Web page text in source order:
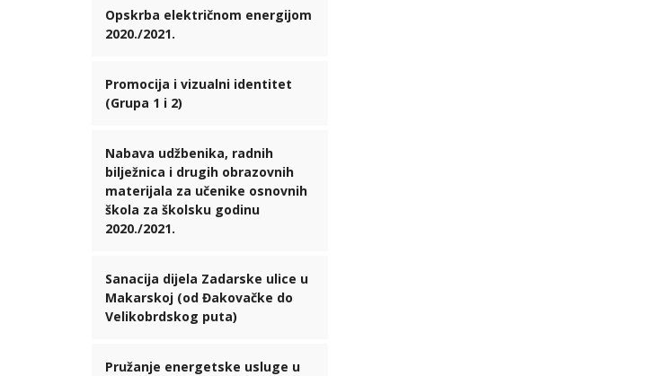
Opskrba električnom energijom
2020./2021.
Promocija i vizualni identitet
(Grupa 1 i 2)
Nabava udžbenika, radnih
bilježnica i drugih obrazovnih
materijala za učenike osnovnih
škola za školsku godinu
2020./2021.
Sanacija dijela Zadarske ulice u
Makarskoj (od Đakovačke do
Velikobrdskog puta)
Pružanje energetske usluge u